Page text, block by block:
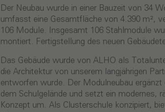
Der Neubau wurde in einer Bauzeit von 34
umfasst eine Gesamtfläche von 4.390 m²,
106 Module. Insgesamt 106 Stahlmodule
montiert. Fertigstellung des neuen
Das Gebäude wurde von ALHO als
die Architektur von unserem langjährigen
entworfen wurde. Der Modulneubau ergänzt
dem Schulgelände und setzt ein modernes,
Konzept um. Als Clusterschule konzipiert,